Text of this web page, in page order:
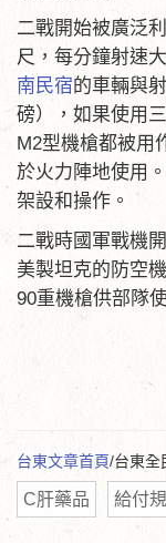
二戰開始被廣泛
尺，每分鐘射速
南民宿的車輛與
磅），如果使用
M2型機槍都被用
於火力陣地使用
架設和操作。
二戰時國軍戰機
美製坦克的防空
90重機槍供部隊
台東文章首頁/台東全
C肝藥品 給付